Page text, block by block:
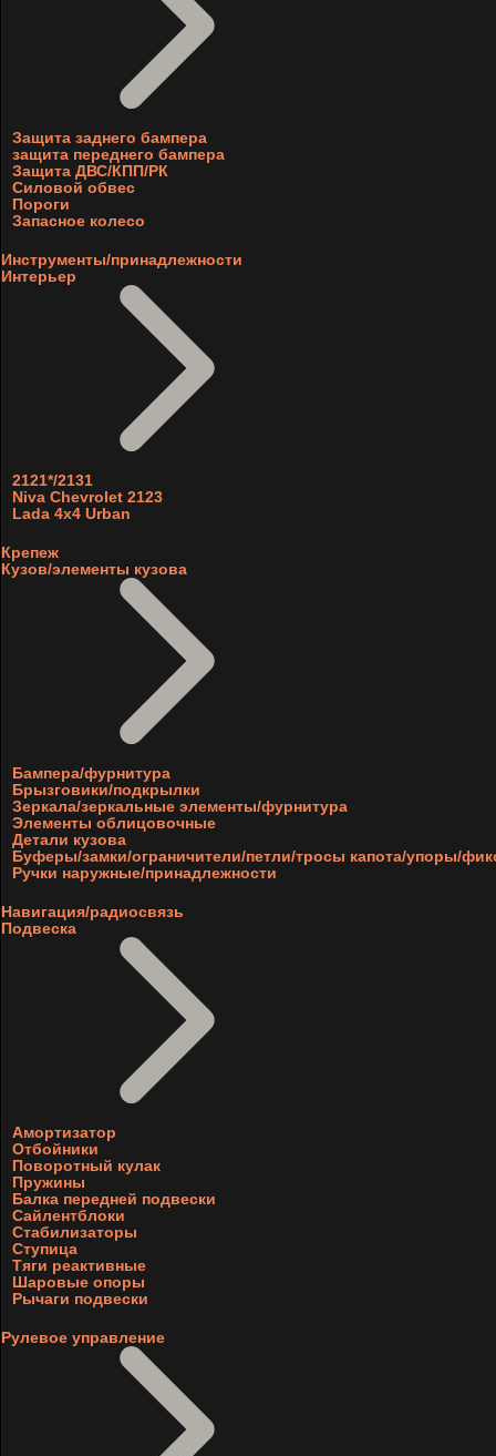
Защита заднего бампера
защита переднего бампера
Защита ДВС/КПП/РК
Силовой обвес
Пороги
Запасное колесо
Инструменты/принадлежности
Интерьер
2121*/2131
Niva Chevrolet 2123
Lada 4x4 Urban
Крепеж
Кузов/элементы кузова
Бампера/фурнитура
Брызговики/подкрылки
Зеркала/зеркальные элементы/фурнитура
Элементы облицовочные
Детали кузова
Буферы/замки/ограничители/петли/тросы капота/упоры/
Ручки наружные/принадлежности
Навигация/радиосвязь
Подвеска
Амортизатор
Отбойники
Поворотный кулак
Пружины
Балка передней подвески
Сайлентблоки
Стабилизаторы
Ступица
Тяги реактивные
Шаровые опоры
Рычаги подвески
Рулевое управление